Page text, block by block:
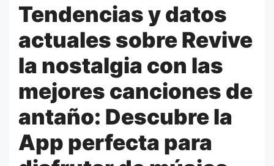
Tendencias y datos
actuales sobre Revive
la nostalgia con las
mejores canciones de
antaño: Descubre la
App perfecta para